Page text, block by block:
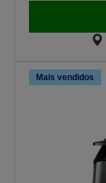
Mais vendidos